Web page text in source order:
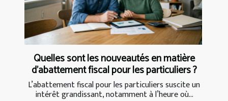
Quelles sont les nouveautés en matière
d'abattement fiscal pour les particuliers ?
L’abattement fiscal pour les particuliers suscite un
intérêt grandissant, notamment à l’heure où...